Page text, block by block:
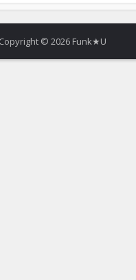
Copyright © 2026 Funk★U